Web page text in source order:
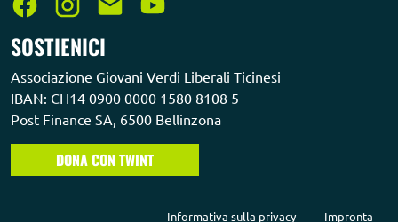
SOSTIENICI
Associazione Giovani Verdi Liberali Ticinesi
IBAN: CH14 0900 0000 1580 8108 5
Post Finance SA, 6500 Bellinzona
DONA CON TWINT
Informativa sulla privacy Impronta